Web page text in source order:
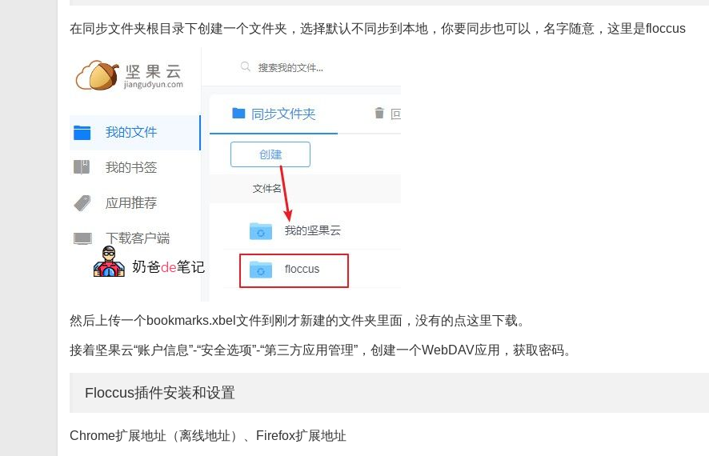
在同步文件夹根目录下创建一个文件夹，选择默认不同步到本地，你要同步也可以，名字随意，这里是floccus
然后上传一个bookmarks.xbel文件到刚才新建的文件夹里面，没有的点这里下载。
接着坚果云“账户信息”-“安全选项”-“第三方应用管理”，创建一个WebDAV应用，获取密码。
Floccus插件安装和设置
Chrome扩展地址（离线地址）、Firefox扩展地址